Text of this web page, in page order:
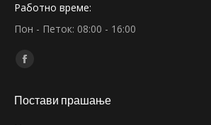
Работно време:
Пон - Петок: 08:00 - 16:00
Find us on:
Facebook
opens
Постави прашање